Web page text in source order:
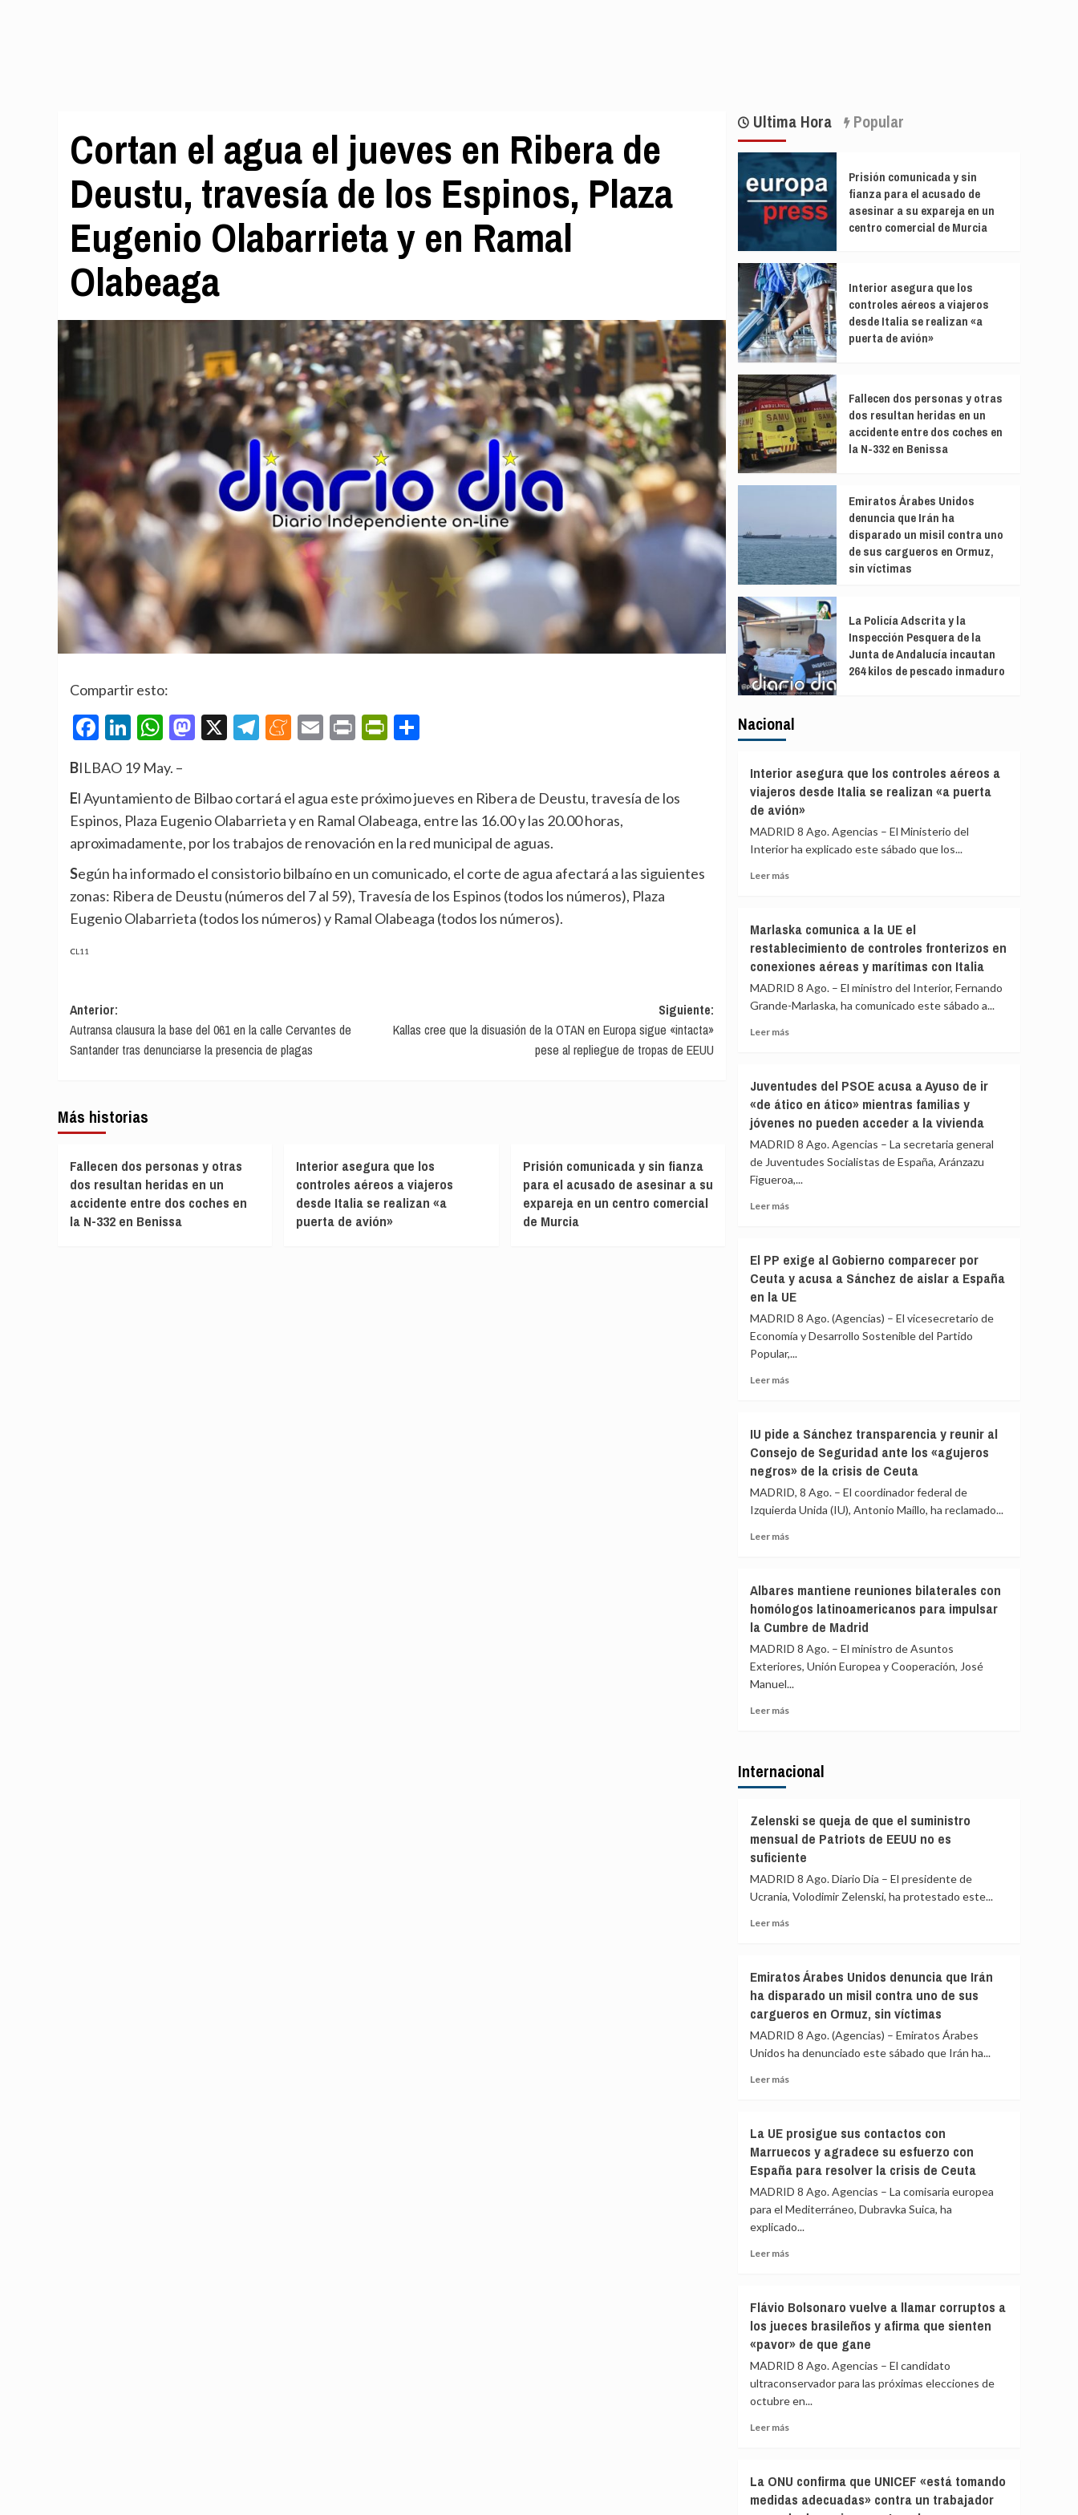
Cortan el agua el jueves en Ribera de
Deustu, travesía de los Espinos, Plaza
Eugenio Olabarrieta y en Ramal
Olabeaga
Compartir esto:
Facebook
LinkedIn
WhatsApp
Mastodon
X Telegram
Meneame
EmailPrintPrintFriendly
BILBAO 19 May. –
El Ayuntamiento de Bilbao cortará el agua este próximo jueves en Ribera de Deustu, travesía de los
Espinos, Plaza Eugenio Olabarrieta y en Ramal Olabeaga, entre las 16.00 y las 20.00 horas,
aproximadamente, por los trabajos de renovación en la red municipal de aguas.
Según ha informado el consistorio bilbaíno en un comunicado, el corte de agua afectará a las siguientes
zonas: Ribera de Deustu (números del 7 al 59), Travesía de los Espinos (todos los números), Plaza
Eugenio Olabarrieta (todos los números) y Ramal Olabeaga (todos los números).
CL11
Navegación
de
entradas
Anterior:
Autransa clausura la base del 061 en la calle Cervantes de
Santander tras denunciarse la presencia de plagas
Siguiente:
Kallas cree que la disuasión de la OTAN en Europa sigue «intacta»
pese al repliegue de tropas de EEUU
Más historias
Fallecen dos personas y otras
dos resultan heridas en un
accidente entre dos coches en
la N-332 en Benissa
Interior asegura que los
controles aéreos a viajeros
desde Italia se realizan «a
puerta de avión»
Prisión comunicada y sin fianza
para el acusado de asesinar a su
expareja en un centro comercial
de Murcia
Ultima Hora Popular
Prisión comunicada y sin
fianza para el acusado de
asesinar a su expareja en un
centro comercial de Murcia
Interior asegura que los
controles aéreos a viajeros
desde Italia se realizan «a
puerta de avión»
Fallecen dos personas y otras
dos resultan heridas en un
accidente entre dos coches en
la N-332 en Benissa
Emiratos Árabes Unidos
denuncia que Irán ha
disparado un misil contra uno
de sus cargueros en Ormuz,
sin víctimas
La Policía Adscrita y la
Inspección Pesquera de la
Junta de Andalucía incautan
264 kilos de pescado inmaduro
Nacional
Interior asegura que los controles aéreos a
viajeros desde Italia se realizan «a puerta
de avión»
MADRID 8 Ago. Agencias – El Ministerio del
Interior ha explicado este sábado que los...
Leer másLeer
asegura
que
los
aéreos
a
realizan
«a
avión»
Marlaska comunica a la UE el
restablecimiento de controles fronterizos en
conexiones aéreas y marítimas con Italia
MADRID 8 Ago. – El ministro del Interior, Fernando
Grande-Marlaska, ha comunicado este sábado a...
Leer másLeer
comunica
a
la
el
restablecimiento
de
fronterizos
aéreas
marítimas
con
Italia
Juventudes del PSOE acusa a Ayuso de ir
«de ático en ático» mientras familias y
jóvenes no pueden acceder a la vivienda
MADRID 8 Ago. Agencias – La secretaria general
de Juventudes Socialistas de España, Aránzazu
Figueroa,...
Leer másLeer
del
PSOE
acusa
Ayuso
de
ir
ático
mientras
familias
y
jóvenes
no
pueden
a
El PP exige al Gobierno comparecer por
Ceuta y acusa a Sánchez de aislar a España
en la UE
MADRID 8 Ago. (Agencias) – El vicesecretario de
Economía y Desarrollo Sostenible del Partido
Popular,...
Leer másLeer
PP
exige
al
comparecer
por
Sánchez
de
aislar
España
en
IU pide a Sánchez transparencia y reunir al
Consejo de Seguridad ante los «agujeros
negros» de la crisis de Ceuta
MADRID, 8 Ago. – El coordinador federal de
Izquierda Unida (IU), Antonio Maíllo, ha reclamado...
Leer másLeer
pide
a
Sánchez
y
reunir
al
de
«agujeros
la
crisis
de
Albares mantiene reuniones bilaterales con
homólogos latinoamericanos para impulsar
la Cumbre de Madrid
MADRID 8 Ago. – El ministro de Asuntos
Exteriores, Unión Europea y Cooperación, José
Manuel...
Leer másLeer
mantiene
con
homólogos
latinoamericanos
para
impulsar
la
Cumbre
de
Internacional
Zelenski se queja de que el suministro
mensual de Patriots de EEUU no es
suficiente
MADRID 8 Ago. Diario Dia – El presidente de
Ucrania, Volodimir Zelenski, ha protestado este...
Leer másLeer
se
queja
de
el
suministro
EEUU
no
suficiente
Emiratos Árabes Unidos denuncia que Irán
ha disparado un misil contra uno de sus
cargueros en Ormuz, sin víctimas
MADRID 8 Ago. (Agencias) – Emiratos Árabes
Unidos ha denunciado este sábado que Irán ha...
Leer másLeer
Árabes
Unidos
denuncia
Irán
ha
disparado
misil
de
en
Ormuz,
sin
La UE prosigue sus contactos con
Marruecos y agradece su esfuerzo con
España para resolver la crisis de Ceuta
MADRID 8 Ago. Agencias – La comisaria europea
para el Mediterráneo, Dubravka Suica, ha
explicado...
Leer másLeer
UE
prosigue
sus
con
Marruecos
y
su
España
Flávio Bolsonaro vuelve a llamar corruptos a
los jueces brasileños y afirma que sienten
«pavor» de que gane
MADRID 8 Ago. Agencias – El candidato
ultraconservador para las próximas elecciones de
octubre en...
Leer másLeer
Bolsonaro
vuelve
La ONU confirma que UNICEF «está tomando
medidas adecuadas» contra un trabajador